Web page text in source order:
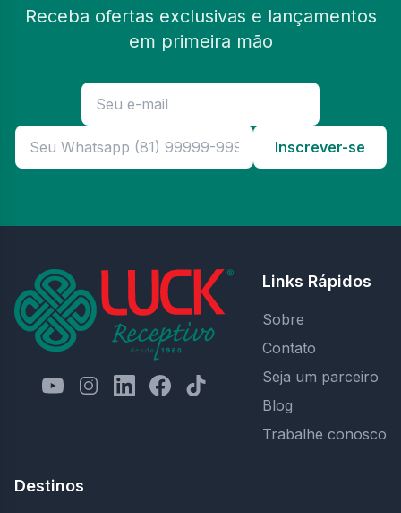
Receba ofertas exclusivas e lançamentos
em primeira mão
Inscrever-se
Links Rápidos
Sobre
Contato
Seja um parceiro
Blog
Trabalhe conosco
Destinos